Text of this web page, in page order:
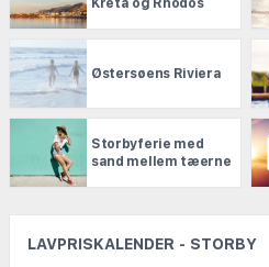
Kreta og Rhodos
Østersøens Riviera
Storbyferie med
sand mellem tæerne
LAVPRISKALENDER - STORBY